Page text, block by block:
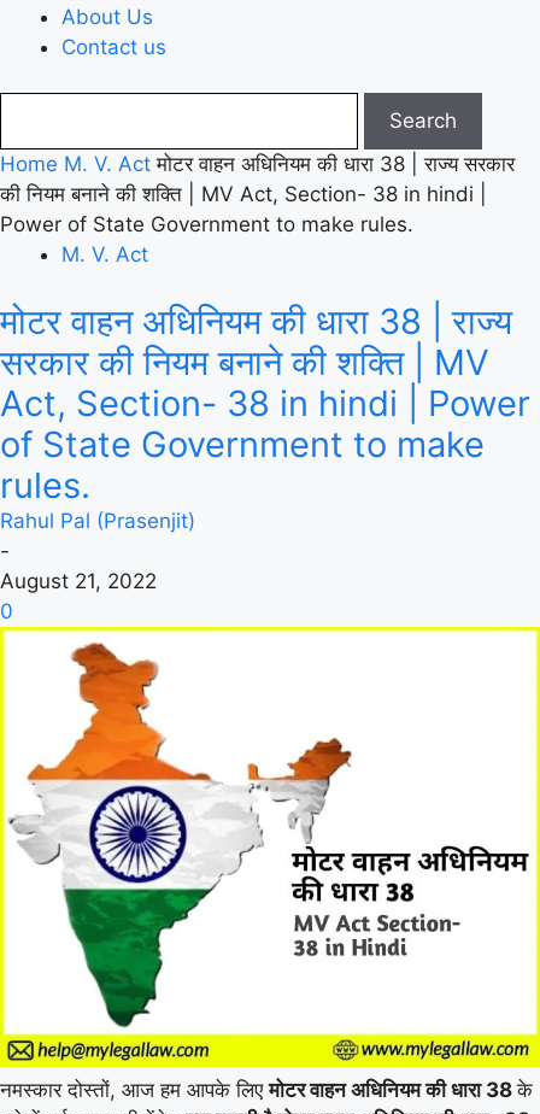
About Us
Contact us
Home M. V. Act मोटर वाहन अधिनियम की धारा 38 | राज्य सरकार
की नियम बनाने की शक्ति | MV Act, Section- 38 in hindi |
Power of State Government to make rules.
M. V. Act
मोटर वाहन अधिनियम की धारा 38 | राज्य
सरकार की नियम बनाने की शक्ति | MV
Act, Section- 38 in hindi | Power
of State Government to make
rules.
Rahul Pal (Prasenjit)
-
August 21, 2022
0
नमस्कार दोस्तों, आज हम आपके लिएमोटर वाहन अधिनियम की धारा 38के